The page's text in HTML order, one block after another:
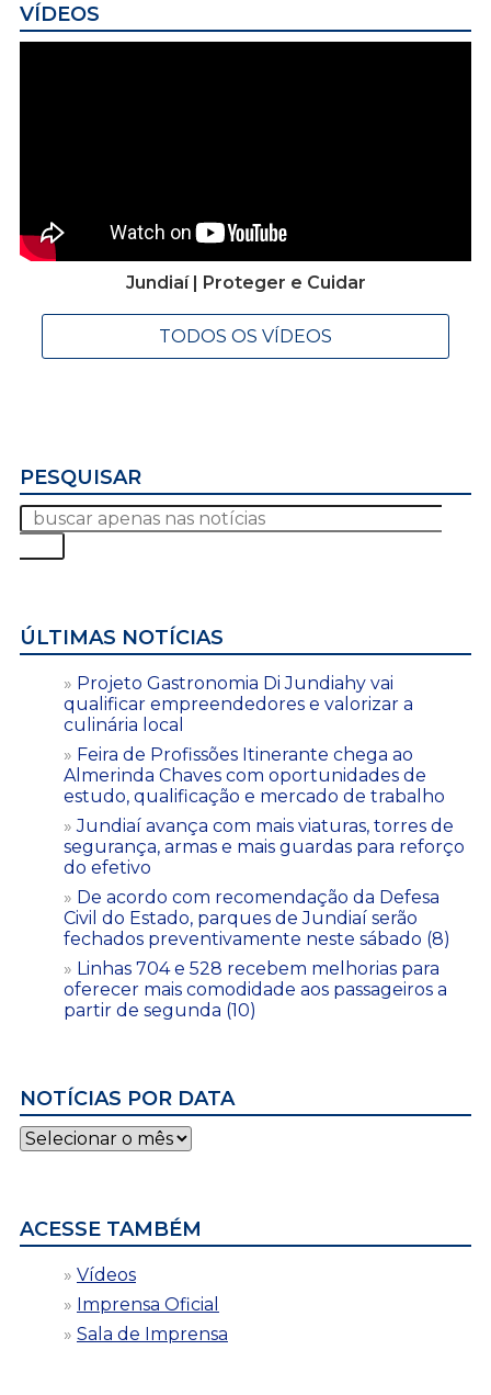
VÍDEOS
Jundiaí | Proteger e Cuidar
TODOS OS VÍDEOS
PESQUISAR
ÚLTIMAS NOTÍCIAS
Projeto Gastronomia Di Jundiahy vai
qualificar empreendedores e valorizar a
culinária local
Feira de Profissões Itinerante chega ao
Almerinda Chaves com oportunidades de
estudo, qualificação e mercado de trabalho
Jundiaí avança com mais viaturas, torres de
segurança, armas e mais guardas para reforço
do efetivo
De acordo com recomendação da Defesa
Civil do Estado, parques de Jundiaí serão
fechados preventivamente neste sábado (8)
Linhas 704 e 528 recebem melhorias para
oferecer mais comodidade aos passageiros a
partir de segunda (10)
NOTÍCIAS POR DATA
Notícias
por
ACESSE TAMBÉM
Vídeos
Imprensa Oficial
Sala de Imprensa